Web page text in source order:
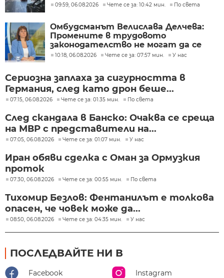
09:59, 06.08.2026 Чете се за: 10:42 мин. По света
Омбудсманът Велислава Делчева:
Промените в трудовото
законодателство не могат да се
правят през бюджета
10:18, 06.08.2026 Чете се за: 07:57 мин. У нас
Сериозна заплаха за сигурността в
Германия, след като дрон беше...
07:15, 06.08.2026 Чете се за: 01:35 мин. По света
След скандала в Банско: Очаква се среща
на МВР с представители на...
07:05, 06.08.2026 Чете се за: 01:07 мин. У нас
Иран обяви сделка с Оман за Ормузкия
проток
07:30, 06.08.2026 Чете се за: 00:55 мин. По света
Тихомир Безлов: Фентанилът е толкова
опасен, че човек може да...
08:50, 06.08.2026 Чете се за: 04:35 мин. У нас
ПОСЛЕДВАЙТЕ НИ В
Facebook Instagram